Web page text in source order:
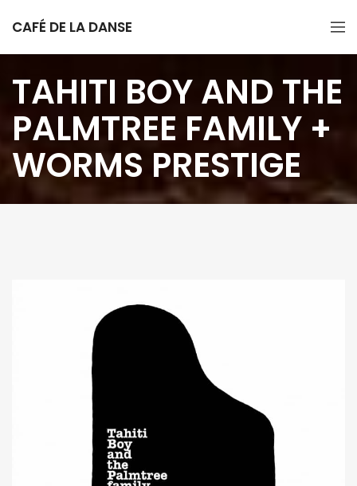
CAFÉ DE LA DANSE
TAHITI BOY AND THE
PALMTREE FAMILY +
WORMS PRESTIGE